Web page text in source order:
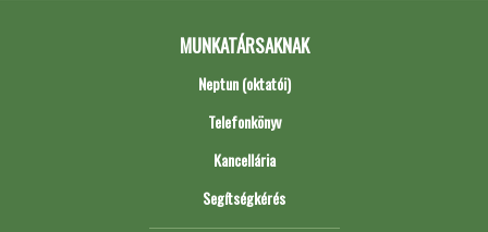
MUNKATÁRSAKNAK
Neptun (oktatói)
Telefonkönyv
Kancellária
Segítségkérés